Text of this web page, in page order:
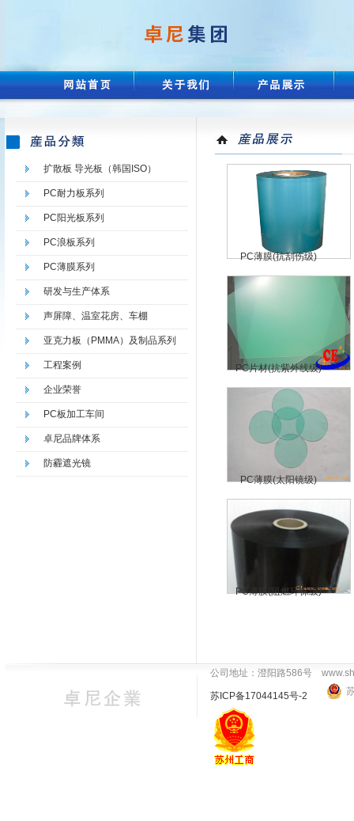
扩散板 导光板（韩国ISO）
PC耐力板系列
PC阳光板系列
PC浪板系列
PC薄膜系列
研发与生产体系
声屏障、温室花房、车棚
亚克力板（PMMA）及制品系列
工程案例
企业荣誉
PC板加工车间
卓尼品牌体系
防霾遮光镜
PC薄膜(抗刮伤级)
PC片材(抗紫外线级)
PC薄膜(太阳镜级)
PC薄膜(阻燃环保级)
公司地址：澄阳路586号
苏ICP备17044145号-2